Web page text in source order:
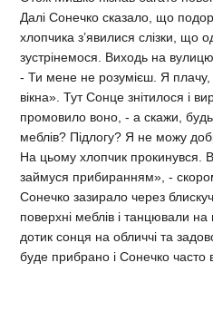
Далі Сонечко сказало, що
хлопчика з’явилися слізки,
зустрінемося. Виходь на
- Ти мене не розумієш. Я плачу,
вікна». Тут Сонце знітилося і
промовило воно, - а скажи,
меблів? Підлогу? Я не можу
На цьому хлопчик прокинувся.
займуся прибиранням», -
Сонечко зазирало через
поверхні меблів і танцювали
дотик сонця на обличчі та
буде прибрано і Сонечко часто